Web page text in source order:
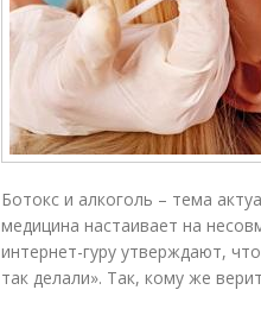
Ботокс и алкоголь – тема
меди­ци­на настаивает на
интернет-гуру утвер­жда­ют,
так делали». Так, кому же